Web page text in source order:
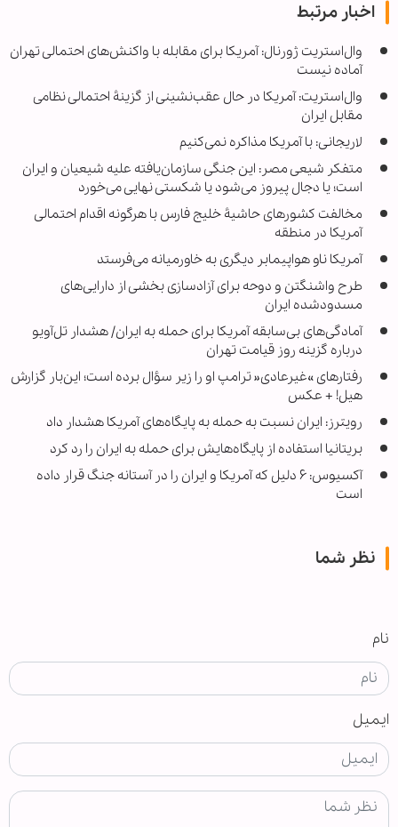
اخبار مرتبط
وال‌استریت ژورنال: آمریکا برای مقابله با واکنش‌های احتمالی تهران
آماده نیست
وال‌استریت: آمریکا در حال عقب‌نشینی از گزینۀ احتمالی نظامی
مقابل ایران
لاریجانی: با آمریکا مذاکره نمی‌کنیم
متفکر شیعی مصر: این جنگی سازمان‌یافته علیه شیعیان و ایران
است؛ یا دجال پیروز می‌شود یا شکستی نهایی می‌خورد
مخالفت کشورهای حاشیۀ خلیج فارس با هرگونه اقدام احتمالی
آمریکا در منطقه
آمریکا ناو هواپیمابر دیگری به خاورمیانه می‌فرستد
طرح واشنگتن و دوحه برای آزادسازی بخشی از دارایی‌های
مسدودشده ایران
آمادگی‌های بی‌سابقه آمریکا برای حمله به ایران/ هشدار تل‌آویو
درباره گزینه روز قیامت تهران
رفتارهای »غیرعادی« ترامپ او را زیر سؤال برده است؛ این‌بار گزارش
هیل! + عکس
رویترز: ایران نسبت به حمله به پایگاه‌های آمریکا هشدار داد
بریتانیا استفاده از پایگاه‌هایش برای حمله به ایران را رد کرد
آکسیوس: ۶ دلیل که آمریکا و ایران را در آستانه جنگ قرار داده
است
نظر شما
نام
ایمیل